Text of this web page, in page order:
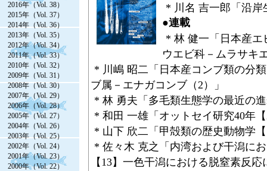
2016年（Vol. 38）
2015年（Vol. 37）
2014年（Vol. 36）
2013年（Vol. 35）
2012年（Vol. 34）
2011年（Vol. 33）
2010年（Vol. 32）
2009年（Vol. 31）
2008年（Vol. 30）
2007年（Vol. 29）
2006年（Vol. 28）
2005年（Vol. 27）
2004年（Vol. 26）
2003年（Vol. 25）
2002年（Vol. 24）
2001年（Vol. 23）
2000年（Vol. 22）
* 川名 吉一郎「沿岸
●連載
* 林 健一「日本産エ
ウエビ科－ムラサキ
* 川嶋 昭二「日本産コンブ類の分
ブ属－エナガコンブ（2）」
* 林 勇夫「多毛類生態学の最近の
* 和田 一雄「オットセイ研究40年
* 山下 欣二「甲殻類の歴史動物学
* 佐々木 克之「内湾および干潟に
【13】一色干潟における脱窒素反